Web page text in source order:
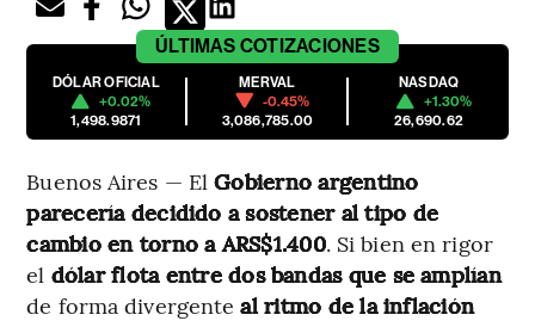
ÚLTIMAS COTIZACIONES
DÓLAR OFICIAL
+0.02%
1,498.9871
MERVAL
-0.45%
3,086,785.00
NASDAQ
+1.30%
26,690.62
Buenos Aires — ElGobierno argentino
parecería decidido a sostener al tipo de
cambio en torno a ARS$1.400. Si bien en rigor
el dólar flota entre dos bandas que se amplían
de forma divergenteal ritmo de la inflación